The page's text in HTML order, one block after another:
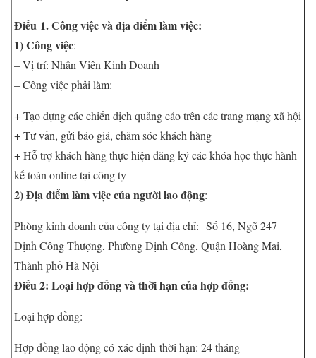
Điều 1. Công việc và địa điểm làm việc:
1) Công việc:
– Vị trí: Nhân Viên Kinh Doanh
– Công việc phải làm:
+ Tạo dựng các chiến dịch quảng cáo trên các trang mạng xã hội
+ Tư vấn, gửi báo giá, chăm sóc khách hàng
+ Hỗ trợ khách hàng thực hiện đăng ký các khóa học thực hành
kế toán online tại công ty
2) Địa điểm làm việc của người lao động:
Phòng kinh doanh của công ty tại địa chỉ: Số 16, Ngõ 247
Định Công Thượng, Phường Định Công, Quận Hoàng Mai,
Thành phố Hà Nội
Điều 2: Loại hợp đồng và thời hạn của hợp đồng:
Loại hợp đồng:
Hợp đồng lao động có xác định thời hạn: 24 tháng